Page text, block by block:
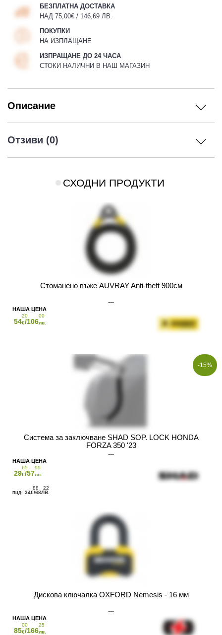
БЕЗПЛАТНА ДОСТАВКА
НАД 75,00€ / 146,69 ЛВ.
ПОКУПКИ
НА ИЗПЛАЩАНЕ
ИЗПРАЩАНЕ ДО 24 ЧАСА
СТОКИ НАЛИЧНИ В НАШ МАГАЗИН
Описание
Отзиви (0)
СХОДНИ ПРОДУКТИ
Стоманено въже AUVRAY Anti-theft 900см
54
20
€/106
00
лв.
-15%
Система за заключване SHAD SOP. LOCK HONDA
FORZA 350 '23
29
65
€/57
99
лв.
34
88
€/68
22
ЛВ.
Дискова ключалка OXFORD Nemesis - 16 мм
85
00
€/166
25
лв.